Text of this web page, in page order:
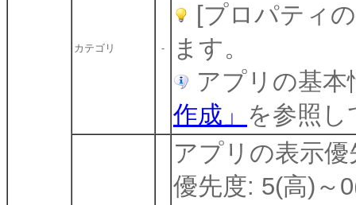
カテゴリ -
[プロパティ
ます。
アプリの基
作成」 を参照
アプリの表示
優先度: 5(高)～